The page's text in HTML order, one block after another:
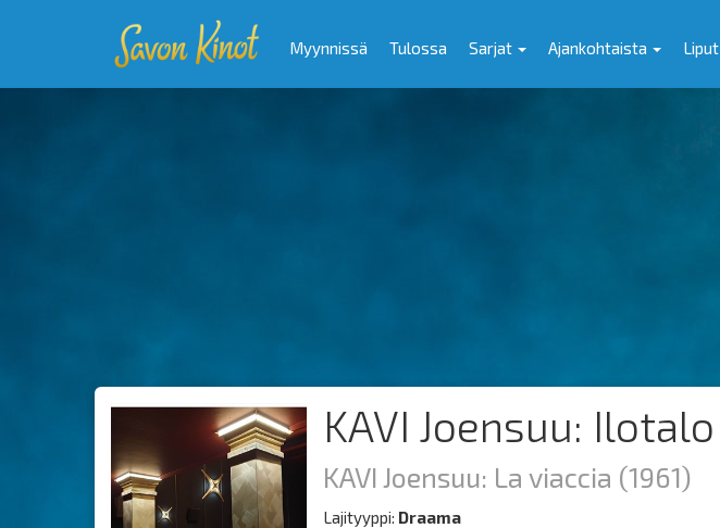
Myynnissä Tulossa Sarjat Ajankohtaista Liput
KAVI Joensuu: Ilotalo
KAVI Joensuu: La viaccia (1961)
Lajityyppi: Draama